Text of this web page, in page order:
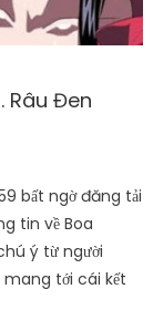
Râu Đen
bất ngờ đăng tải
tin về Boa
ý từ người
tới cái kết